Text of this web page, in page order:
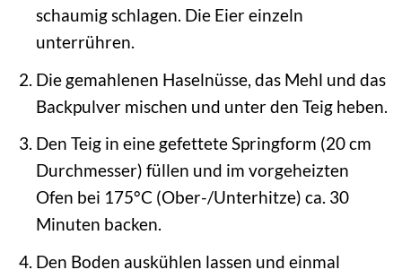
schaumig schlagen. Die Eier einzeln
unterrühren.
Die gemahlenen Haselnüsse, das Mehl und das
Backpulver mischen und unter den Teig heben.
Den Teig in eine gefettete Springform (20 cm
Durchmesser) füllen und im vorgeheizten
Ofen bei 175°C (Ober-/Unterhitze) ca. 30
Minuten backen.
Den Boden auskühlen lassen und einmal